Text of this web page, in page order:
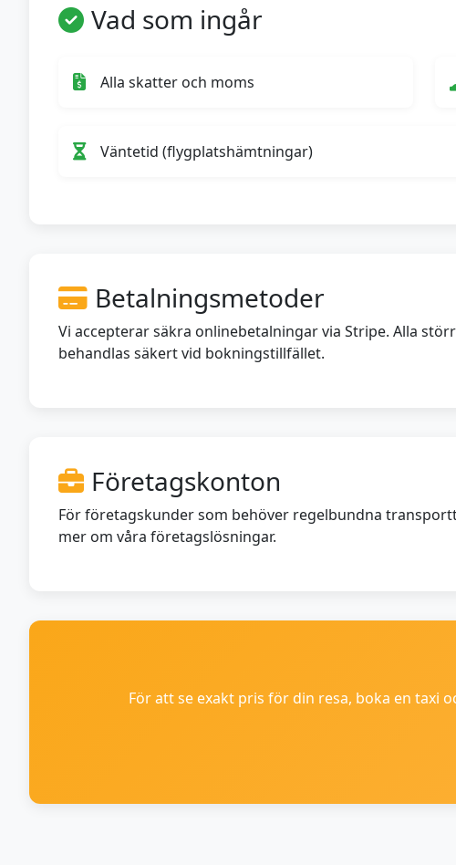
Vad som ingår
Alla skatter och moms
Väntetid (flygplatshämtningar)
Betalningsmetoder
Vi accepterar säkra onlinebetalningar via Stripe. Alla
behandlas säkert vid bokningstillfället.
Företagskonton
För företagskunder som behöver regelbundna
mer om våra företagslösningar.
För att se exakt pris för din resa, boka en taxi